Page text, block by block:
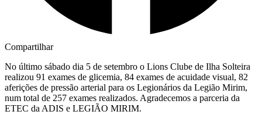
Compartilhar
No último sábado dia 5 de setembro o Lions Clube de Ilha Solteira
realizou 91 exames de glicemia, 84 exames de acuidade visual, 82
aferições de pressão arterial para os Legionários da Legião Mirim,
num total de 257 exames realizados. Agradecemos a parceria da
ETEC da ADIS e LEGIÃO MIRIM.